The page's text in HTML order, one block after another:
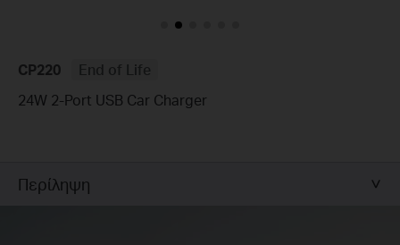
CP220
End of Life
24W 2-Port USB Car Charger
Περίληψη